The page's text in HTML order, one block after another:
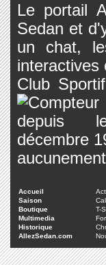
Le portail
Sedan et
un chat,
interactives
Club
Accueil
Saison
Boutique
T-
Multimedia
Historique
AllezSedan.com